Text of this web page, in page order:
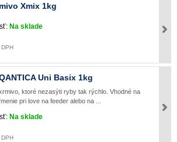
Xmix 1kg
Na sklade
DPH
Uni Basix 1kg
ktoré nezasýti ryby tak rýchlo. Vhodné na
pri love na feeder alebo na ...
Na sklade
DPH